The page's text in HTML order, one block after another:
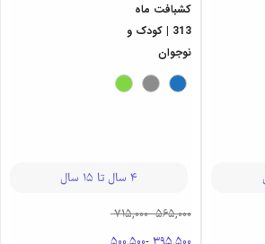
کشبافت ماه
313 | کودک و
نوجوان
4 سال تا 15 سال
565,000
-
715,000